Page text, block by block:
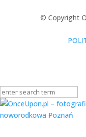
© Copyright